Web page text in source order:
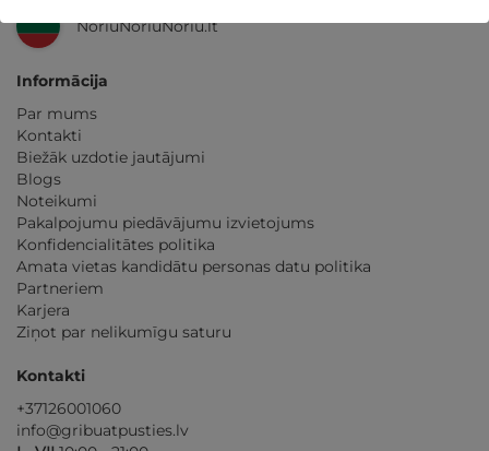
NoriuNoriuNoriu.lt
Informācija
Par mums
Kontakti
Biežāk uzdotie jautājumi
Blogs
Noteikumi
Pakalpojumu piedāvājumu izvietojums
Konfidencialitātes politika
Amata vietas kandidātu personas datu politika
Partneriem
Karjera
Ziņot par nelikumīgu saturu
Kontakti
+37126001060
info@gribuatpusties.lv